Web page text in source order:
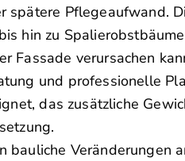
Pflegeaufwand.
hin zu
Fassade verursachen
und professionelle
das zusätzliche
Veränderungen